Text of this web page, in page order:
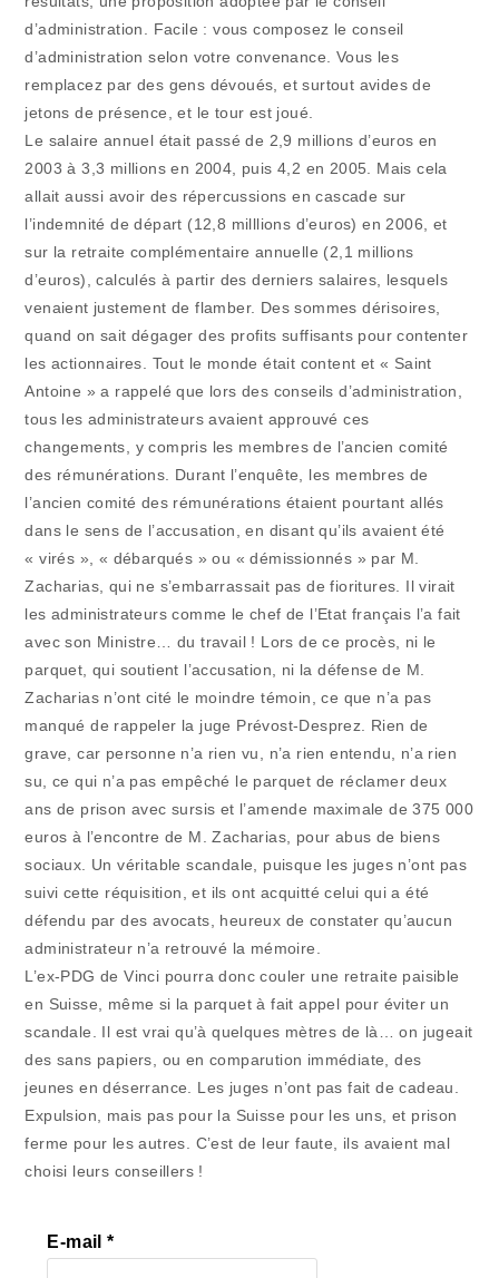
d’administration. Facile : vous composez le conseil
d’administration selon votre convenance. Vous les
remplacez par des gens dévoués, et surtout avides de
jetons de présence, et le tour est joué.
Le salaire annuel était passé de 2,9 millions d’euros en
2003 à 3,3 millions en 2004, puis 4,2 en 2005. Mais cela
allait aussi avoir des répercussions en cascade sur
l’indemnité de départ (12,8 milllions d’euros) en 2006, et
sur la retraite complémentaire annuelle (2,1 millions
d’euros), calculés à partir des derniers salaires, lesquels
venaient justement de flamber. Des sommes dérisoires,
quand on sait dégager des profits suffisants pour contenter
les actionnaires. Tout le monde était content et « Saint
Antoine » a rappelé que lors des conseils d’administration,
tous les administrateurs avaient approuvé ces
changements, y compris les membres de l’ancien comité
des rémunérations. Durant l’enquête, les membres de
l’ancien comité des rémunérations étaient pourtant allés
dans le sens de l’accusation, en disant qu’ils avaient été
« virés », « débarqués » ou « démissionnés » par M.
Zacharias, qui ne s’embarrassait pas de fioritures. Il virait
les administrateurs comme le chef de l’Etat français l’a fait
avec son Ministre… du travail ! Lors de ce procès, ni le
parquet, qui soutient l’accusation, ni la défense de M.
Zacharias n’ont cité le moindre témoin, ce que n’a pas
manqué de rappeler la juge Prévost-Desprez. Rien de
grave, car personne n’a rien vu, n’a rien entendu, n’a rien
su, ce qui n’a pas empêché le parquet de réclamer deux
ans de prison avec sursis et l’amende maximale de 375 000
euros à l’encontre de M. Zacharias, pour abus de biens
sociaux. Un véritable scandale, puisque les juges n’ont pas
suivi cette réquisition, et ils ont acquitté celui qui a été
défendu par des avocats, heureux de constater qu’aucun
administrateur n’a retrouvé la mémoire.
L’ex-PDG de Vinci pourra donc couler une retraite paisible
en Suisse, même si la parquet à fait appel pour éviter un
scandale. Il est vrai qu’à quelques mètres de là… on jugeait
des sans papiers, ou en comparution immédiate, des
jeunes en déserrance. Les juges n’ont pas fait de cadeau.
Expulsion, mais pas pour la Suisse pour les uns, et prison
ferme pour les autres. C’est de leur faute, ils avaient mal
choisi leurs conseillers !
E-mail*